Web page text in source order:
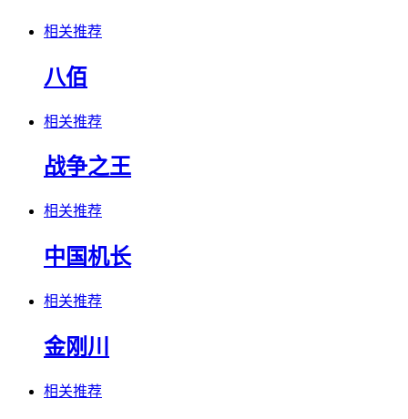
相关推荐
八佰
相关推荐
战争之王
相关推荐
中国机长
相关推荐
金刚川
相关推荐